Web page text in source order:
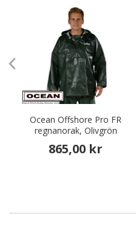
Ocean Offshore Pro FR
regnanorak, Olivgrön
865,00 kr